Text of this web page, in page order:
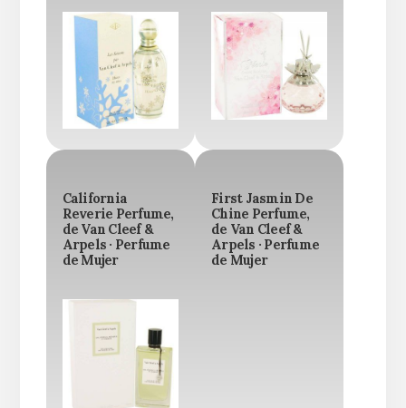
California
Reverie Perfume,
de Van Cleef &
Arpels · Perfume
de Mujer
First Jasmin De
Chine Perfume,
de Van Cleef &
Arpels · Perfume
de Mujer